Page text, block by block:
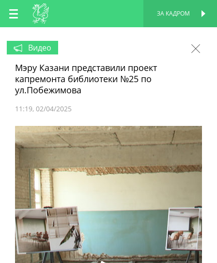
RU
EN
ЗА КАДРОМ
Видео
Мэру Казани представили проект
капремонта библиотеки №25 по
ул.Побежимова
11:19 02/04/2025
ПЕРСОНАЛЬНАЯ